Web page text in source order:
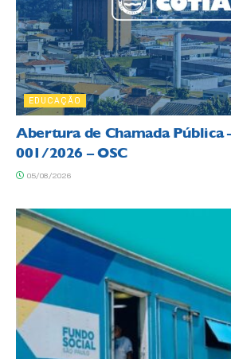
EDUCAÇÃO
Abertura de Chamada Pública
001/2026 – OSC
05/08/2026